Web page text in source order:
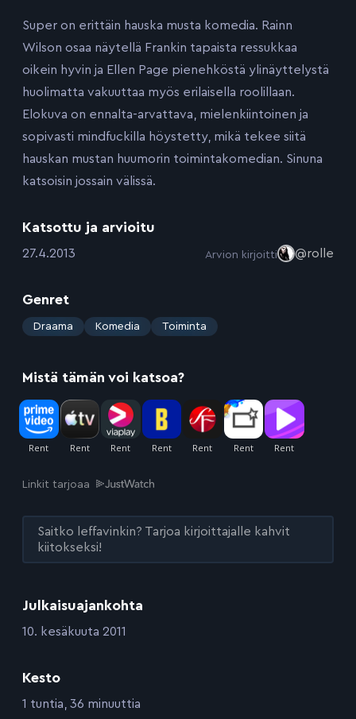
Julkaisuajankohta
:10. kesäkuuta 2011
Kesto
:1 tuntia, 36 minuuttia
Super on erittäin hauska musta komedia. Rainn
Wilson osaa näytellä Frankin tapaista ressukkaa
oikein hyvin ja Ellen Page pienehköstä ylinäyttelystä
huolimatta vakuuttaa myös erilaisella roolillaan.
Elokuva on ennalta-arvattava, mielenkiintoinen ja
sopivasti mindfuckilla höystetty, mikä tekee siitä
hauskan mustan huumorin toimintakomedian. Sinuna
katsoisin jossain välissä.
Katsottu ja arvioitu
:27.4.2013 Arvion kirjoitti @rolle
Genret
: Draama Komedia Toiminta
Mistä tämän voi katsoa?
Linkit tarjoaa
Saitko leffavinkin? Tarjoa kirjoittajalle kahvit
kiitokseksi!